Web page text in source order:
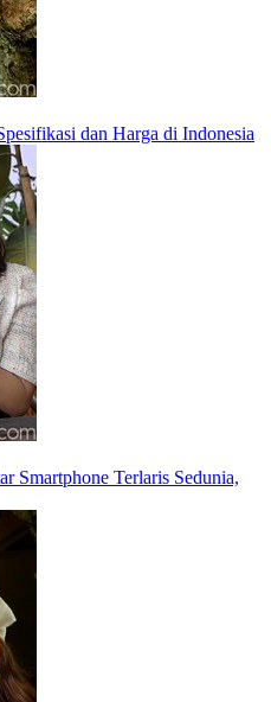
dan Harga di Indonesia
Smartphone Terlaris Sedunia,